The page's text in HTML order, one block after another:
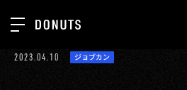
TOP
2023.04.10 ジョブカン